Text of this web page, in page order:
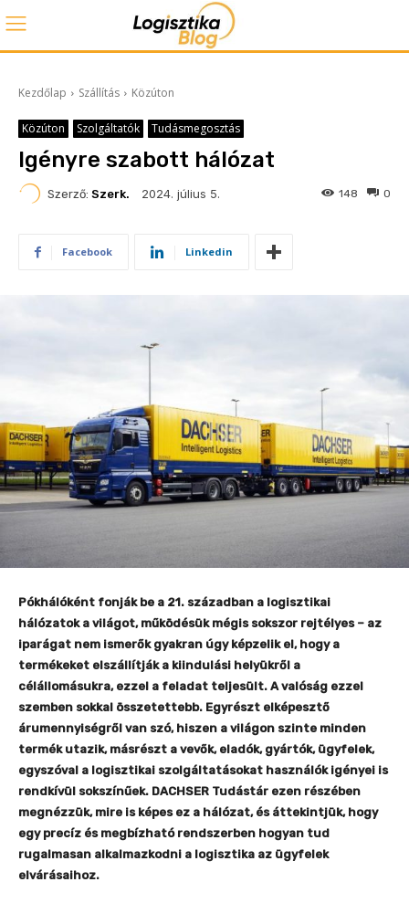
Kezdőlap Szállítás Közúton
Közúton Szolgáltatók Tudásmegosztás
Igényre szabott hálózat
Szerző: Szerk. 2024. július 5. 0
148
Facebook Linkedin
Pókhálóként fonják be a 21. században a logisztikai
hálózatok a világot, működésük mégis sokszor rejtélyes – az
iparágat nem ismerők gyakran úgy képzelik el, hogy a
termékeket elszállítják a kiindulási helyükről a
célállomásukra, ezzel a feladat teljesült. A valóság ezzel
szemben sokkal összetettebb. Egyrészt elképesztő
árumennyiségről van szó, hiszen a világon szinte minden
termék utazik, másrészt a vevők, eladók, gyártók, ügyfelek,
egyszóval a logisztikai szolgáltatásokat használók igényei is
rendkívül sokszínűek. DACHSER Tudástár ezen részében
megnézzük, mire is képes ez a hálózat, és áttekintjük, hogy
egy precíz és megbízható rendszerben hogyan tud
rugalmasan alkalmazkodni a logisztika az ügyfelek
elvárásaihoz.